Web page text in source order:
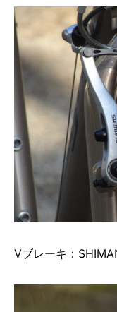
Vブレーキ：